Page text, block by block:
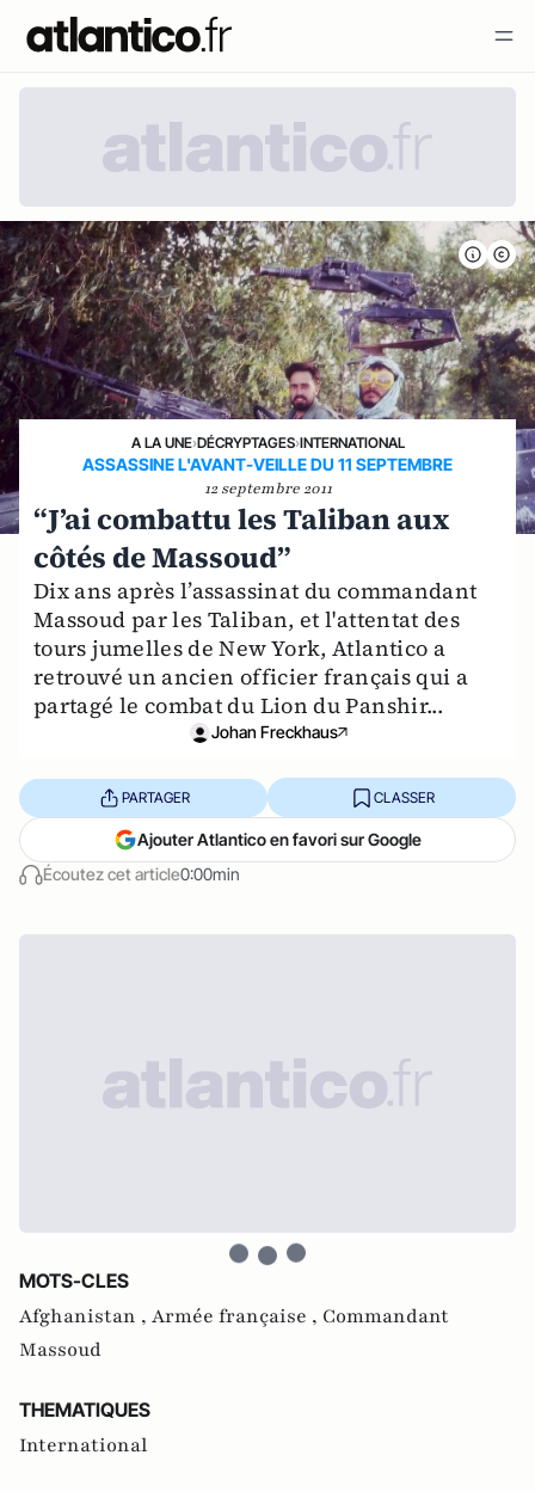
A LA UNE›DÉCRYPTAGES›INTERNATIONAL
ASSASSINE L'AVANT-VEILLE DU 11 SEPTEMBRE
12 septembre 2011
“J’ai combattu les Taliban aux
côtés de Massoud”
Dix ans après l’assassinat du commandant
Massoud par les Taliban, et l'attentat des
tours jumelles de New York, Atlantico a
retrouvé un ancien officier français qui a
partagé le combat du Lion du Panshir...
Johan Freckhaus
Écoutez cet article0:00min
PARTAGER CLASSER
Ajouter Atlantico en favori sur Google
MOTS-CLES
Afghanistan , Armée française , Commandant
Massoud
THEMATIQUES
International